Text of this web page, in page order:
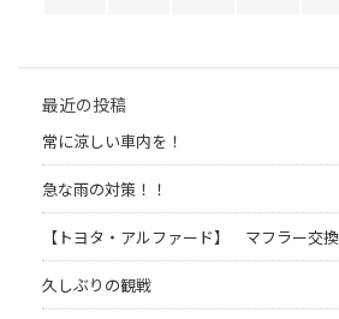
最近の投稿
常に涼しい車内を！
急な雨の対策！！
【トヨタ・アルファード】 マフラー交換
久しぶりの観戦